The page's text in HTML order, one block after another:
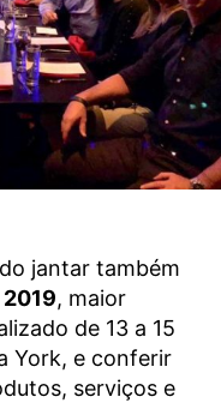
jantar também
2019, maior
de 13 a 15
York, e conferir
serviços e